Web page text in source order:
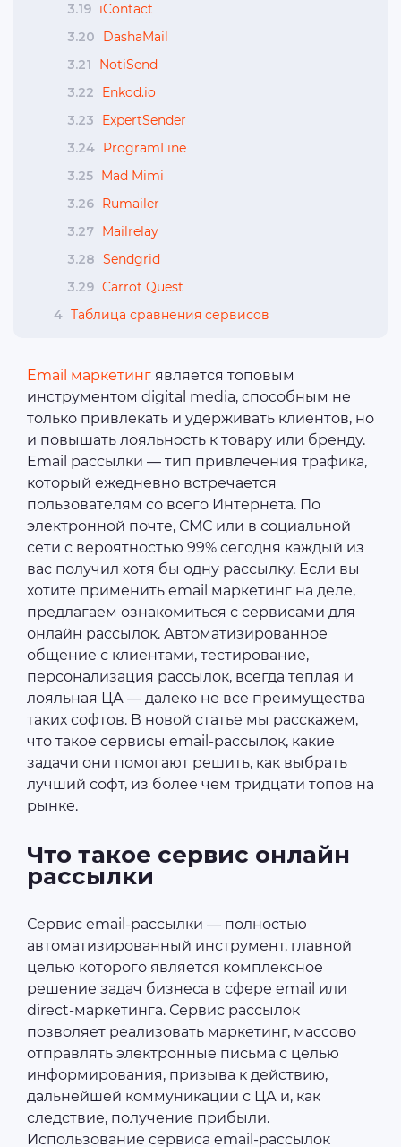
3.19 iContact
3.20
DashaMail
3.21
NotiSend
3.22
Enkod.io
3.23
ExpertSender
3.24 ProgramLine
3.25 Mad Mimi
3.26 Rumailer
3.27 Mailrelay
3.28 Sendgrid
3.29 Carrot Quest
4 Таблица сравнения сервисов
Email маркетинг является топовым
инструментом digital media, способным не
только привлекать и удерживать клиентов, но
и повышать лояльность к товару или бренду.
Email рассылки — тип привлечения трафика,
который ежедневно встречается
пользователям со всего Интернета. По
электронной почте, СМС или в социальной
сети с вероятностью 99% сегодня каждый из
вас получил хотя бы одну рассылку. Если вы
хотите применить email маркетинг на деле,
предлагаем ознакомиться с сервисами для
онлайн рассылок. Автоматизированное
общение с клиентами, тестирование,
персонализация рассылок, всегда теплая и
лояльная ЦА — далеко не все преимущества
таких софтов. В новой статье мы расскажем,
что такое сервисы email-рассылок, какие
задачи они помогают решить, как выбрать
лучший софт, из более чем тридцати топов на
рынке.
Что такое сервис онлайн
рассылки
Сервис email-рассылки — полностью
автоматизированный инструмент, главной
целью которого является комплексное
решение задач бизнеса в сфере email или
direct-маркетинга. Сервис рассылок
позволяет реализовать маркетинг, массово
отправлять электронные письма с целью
информирования, призыва к действию,
дальнейшей коммуникации с ЦА и, как
следствие, получение прибыли.
Использование сервиса email-рассылок